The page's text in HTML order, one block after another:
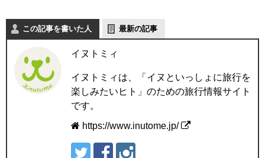
この記事を書いた人 最新の記事
イヌトミィ
イヌトミィは、「イヌといっしょに旅行を
楽しみたいヒト」のための旅行情報サイト
です。
https://www.inutome.jp/